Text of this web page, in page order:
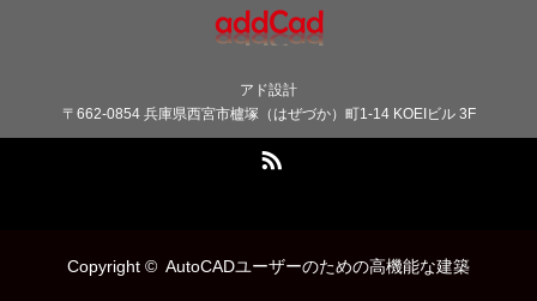
アド設計
〒662-0854 兵庫県西宮市櫨塚（はぜづか）町1-14 KOEIビル 3F
Copyright © AutoCADユーザーのための高機能な建築